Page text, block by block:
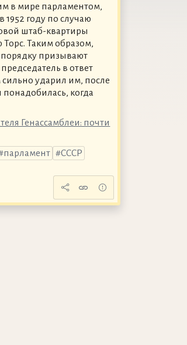
в мире парламентом,
1952 году по случаю
штаб-квартиры
Торс. Таким образом,
порядку призывают
в ответ
ударил им, после
когда
Генассамблеи: почти
парламент
СССР